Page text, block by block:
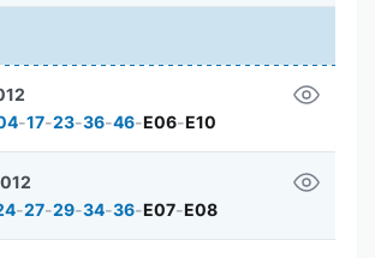
-17-23-36-46-E06-E10
-27-29-34-36-E07-E08